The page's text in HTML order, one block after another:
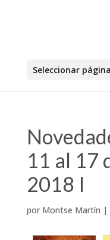
Seleccionar página
11 al 17
2018 I
por Montse Martín |